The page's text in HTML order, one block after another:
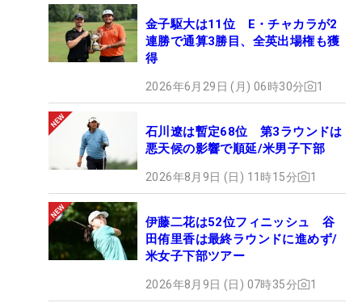
金子駆大は11位 E・チャカラが2
連勝で通算3勝目、全英出場権も獲
得
2026年6月29日 (月) 06時30分 1
石川遼は暫定68位 第3ラウンドは
悪天候の影響で順延/米男子下部
2026年8月9日 (日) 11時15分 1
伊藤二花は52位フィニッシュ 谷
田侑里香は最終ラウンドに進めず/
米女子下部ツアー
2026年8月9日 (日) 07時35分 1